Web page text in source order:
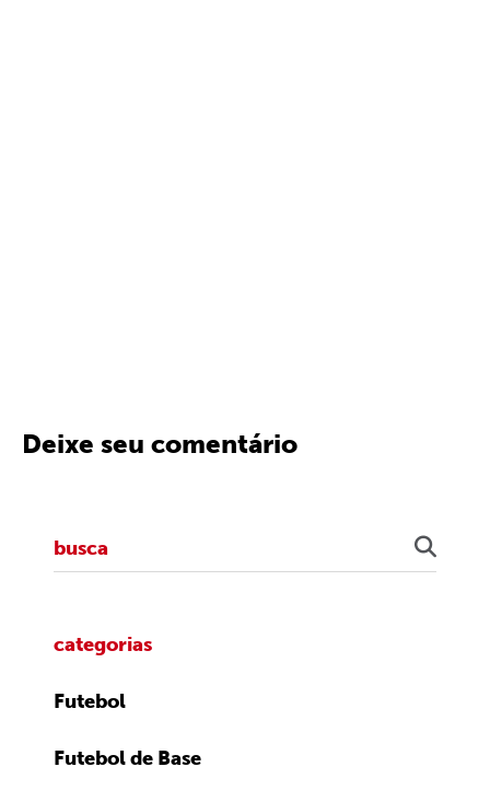
Deixe seu comentário
categorias
Futebol
Futebol de Base